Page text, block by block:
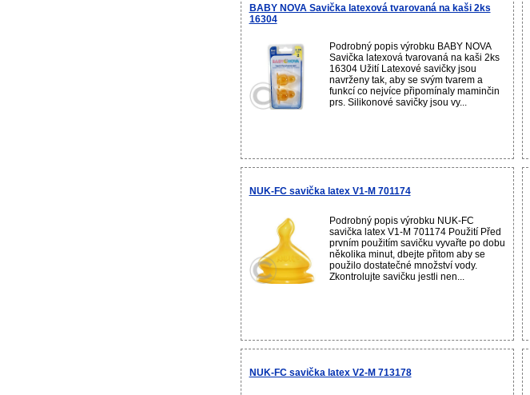
BABY NOVA Savička latexová tvarovaná na kaši 2ks
16304
Podrobný popis výrobku BABY NOVA
Savička latexová tvarovaná na kaši 2ks
16304 Užití Latexové savičky jsou
navrženy tak, aby se svým tvarem a
funkcí co nejvíce připomínaly maminčin
prs. Silikonové savičky jsou vy...
NUK-FC savička latex V1-M 701174
Podrobný popis výrobku NUK-FC
savička latex V1-M 701174 Použití Před
prvním použitím savičku vyvařte po dobu
několika minut, dbejte přitom aby se
použilo dostatečné množství vody.
Zkontrolujte savičku jestli nen...
NUK-FC savička latex V2-M 713178